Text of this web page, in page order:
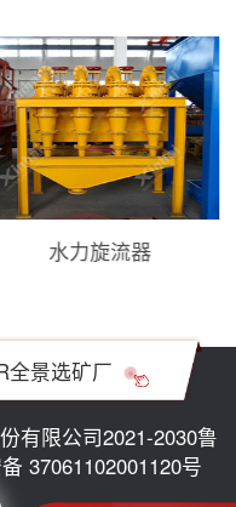
水力旋流器
全景选矿厂
有限公司2021-2030鲁
37061102001120号